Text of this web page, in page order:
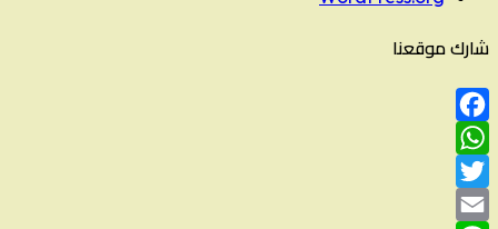
شارك موقعنا
Facebook
WhatsApp
Twitter